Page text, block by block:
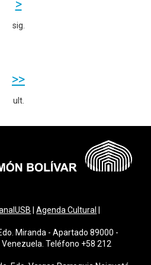
>
sig.
>>
ult.
|Agenda Cultural
Miranda - Apartado 89000 -
Teléfono +58 212